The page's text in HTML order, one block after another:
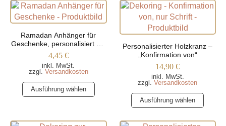
Ramadan Anhänger für
Geschenke, personalisiert mit
Namen
4,45 €
inkl. MwSt.
zzgl. Versandkosten
Ausführung wählen
Dieses
Produkt
mehrere
Personalisierter Holzkranz –
„Konfirmation von“
14,90€
inkl. MwSt.
zzgl.Versandkosten
Ausführung wählen
Dieses
Produkt
weist